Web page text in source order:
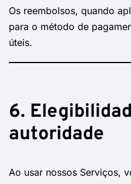
Os reembolsos, quando
para o método de
úteis.
6.
autoridade
Ao usar nossos Serviços,